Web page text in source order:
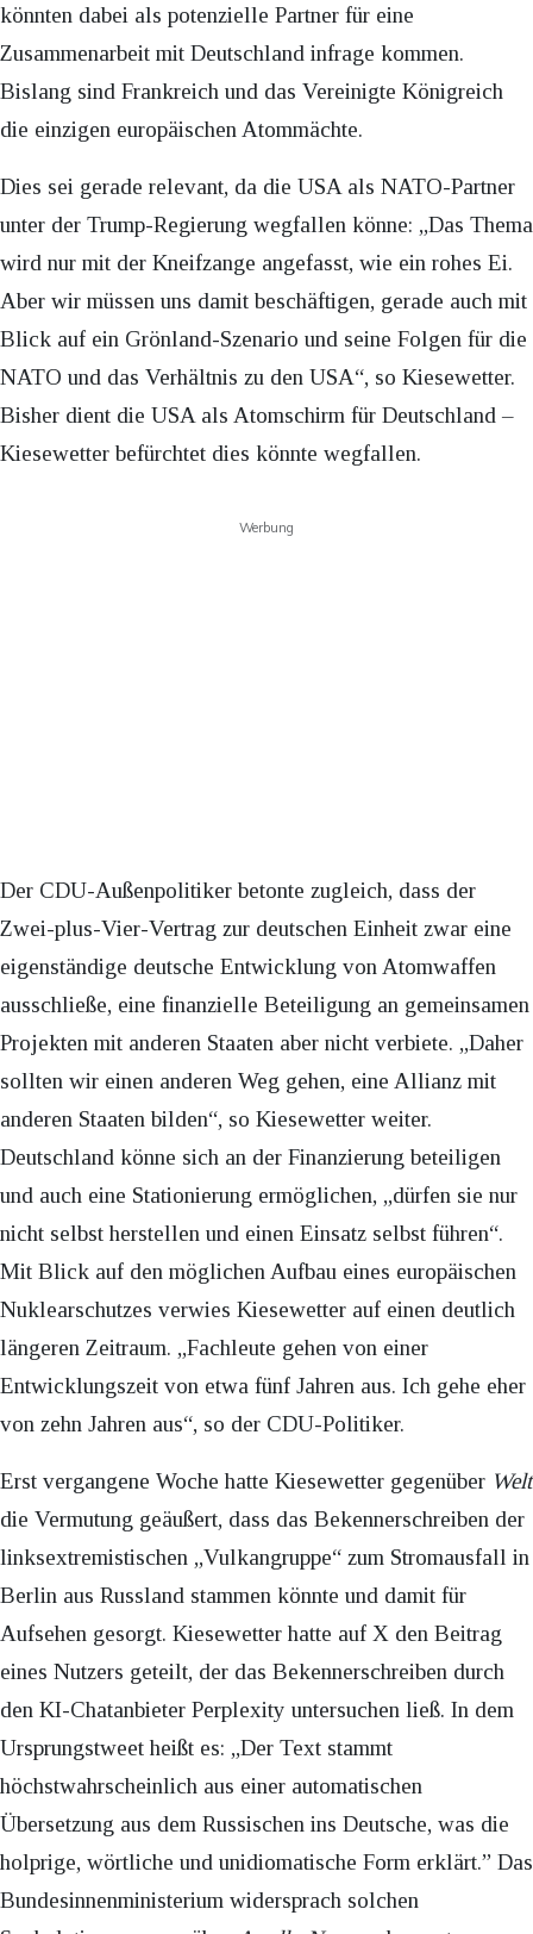
könnten dabei als potenzielle Partner für eine
Zusammenarbeit mit Deutschland infrage kommen.
Bislang sind Frankreich und das Vereinigte Königreich
die einzigen europäischen Atommächte.
Dies sei gerade relevant, da die USA als NATO-Partner
unter der Trump-Regierung wegfallen könne: „Das Thema
wird nur mit der Kneifzange angefasst, wie ein rohes Ei.
Aber wir müssen uns damit beschäftigen, gerade auch mit
Blick auf ein Grönland-Szenario und seine Folgen für die
NATO und das Verhältnis zu den USA“, so Kiesewetter.
Bisher dient die USA als Atomschirm für Deutschland –
Kiesewetter befürchtet dies könnte wegfallen.
Werbung
Der CDU-Außenpolitiker betonte zugleich, dass der
Zwei-plus-Vier-Vertrag zur deutschen Einheit zwar eine
eigenständige deutsche Entwicklung von Atomwaffen
ausschließe, eine finanzielle Beteiligung an gemeinsamen
Projekten mit anderen Staaten aber nicht verbiete. „Daher
sollten wir einen anderen Weg gehen, eine Allianz mit
anderen Staaten bilden“, so Kiesewetter weiter.
Deutschland könne sich an der Finanzierung beteiligen
und auch eine Stationierung ermöglichen, „dürfen sie nur
nicht selbst herstellen und einen Einsatz selbst führen“.
Mit Blick auf den möglichen Aufbau eines europäischen
Nuklearschutzes verwies Kiesewetter auf einen deutlich
längeren Zeitraum. „Fachleute gehen von einer
Entwicklungszeit von etwa fünf Jahren aus. Ich gehe eher
von zehn Jahren aus“, so der CDU-Politiker.
Erst vergangene Woche hatte Kiesewetter gegenüber Welt
die Vermutung geäußert, dass das Bekennerschreiben der
linksextremistischen „Vulkangruppe“ zum Stromausfall in
Berlin aus Russland stammen könnte und damit für
Aufsehen gesorgt. Kiesewetter hatte auf X den Beitrag
eines Nutzers geteilt, der das Bekennerschreiben durch
den KI-Chatanbieter Perplexity untersuchen ließ. In dem
Ursprungstweet heißt es: „Der Text stammt
höchstwahrscheinlich aus einer automatischen
Übersetzung aus dem Russischen ins Deutsche, was die
holprige, wörtliche und unidiomatische Form erklärt.” Das
Bundesinnenministerium widersprach solchen